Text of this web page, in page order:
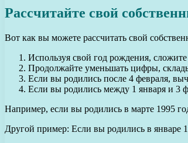
Рассчитайте свой
Вот как вы можете рассчитать свой
Используя свой год рождения,
Продолжайте уменьшать цифры,
Если вы родились после 4 февраля,
Если вы родились между 1 января и 3
Например, если вы родились в марте 1995
Другой пример: Если вы родились в январе